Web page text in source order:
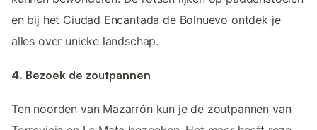
en bij het Ciudad Encantada de Bolnuevo ontdek je
alles over unieke landschap.
4. Bezoek de zoutpannen
Ten noorden van Mazarrón kun je de zoutpannen van